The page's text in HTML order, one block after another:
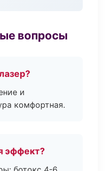
вопросы
и
комфортная.
эффект?